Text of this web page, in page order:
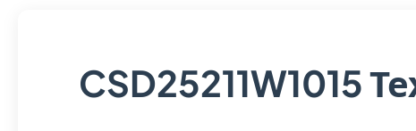
CSD25211W1015